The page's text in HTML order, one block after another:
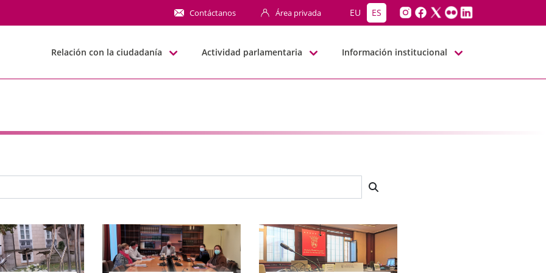
Contáctanos Área privada EU ES
Relación con la ciudadanía Actividad parlamentaria Información institucional
búsqueda